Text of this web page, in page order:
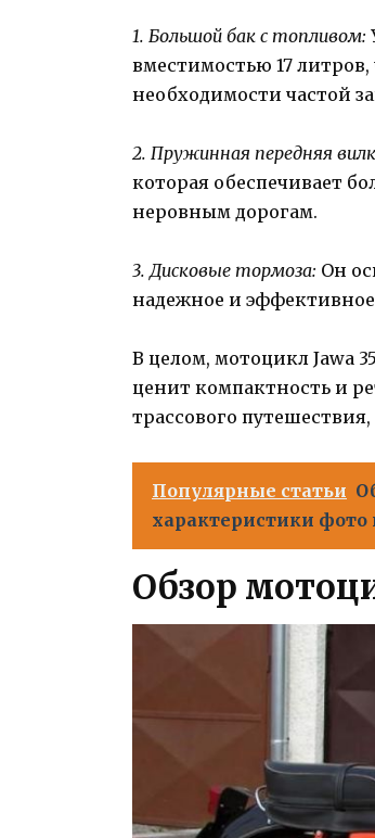
1. Большой бак с топливом:
вместимостью 17 литров,
необходимости частой
2. Пружинная передняя
которая обеспечивает
неровным дорогам.
3. Дисковые тормоза: Он
надежное и
В целом, мотоцикл Jawa
ценит компактность и
трассового
Популярные статьи
характеристики
Обзор